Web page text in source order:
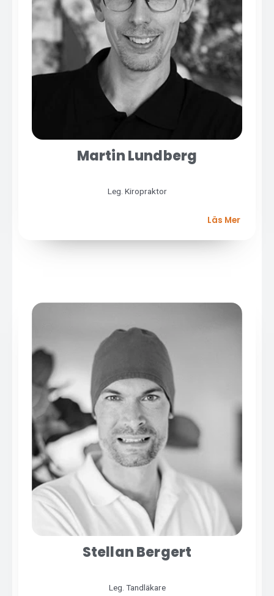
Martin Lundberg
Leg. Kiropraktor
Läs Mer
Stellan Bergert
Leg. Tandläkare